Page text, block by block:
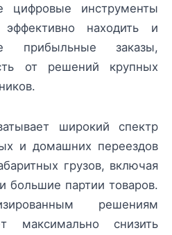
цифровые инструменты
находить и
прибыльные заказы,
от решений крупных
широкий спектр
и домашних переездов
грузов, включая
большие партии товаров.
решениям
максимально снизить